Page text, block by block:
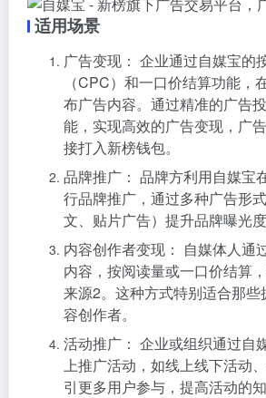
适用场景
广告变现： 企业通过自媒宝的
（CPC）和一口价结算功能，
布广告内容。通过精准的广告
能，实现高效的广告变现，广
接打入新榜钱包。
品牌推广： 品牌方利用自媒宝
行品牌推广，通过多种广告形
文、贴片广告）提升品牌曝光度
内容创作者变现： 自媒体人通
内容，按阅读量或一口价结算
来源2。这种方式特别适合那
容创作者。
活动推广： 企业或组织通过自
上推广活动，如线上线下活动
引更多用户参与，提高活动的